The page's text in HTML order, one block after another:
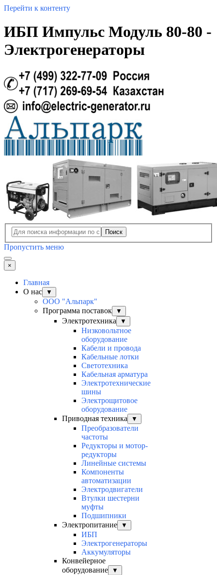
Перейти к контенту
ИБП Импульс Модуль 80-80 -
Электрогенераторы
Поиск
Пропустить меню
×
Главная
О нас
▼
ООО "Альпарк"
Программа поставок
▼
Электротехника ▼
Низковольтное
оборудование
Кабели и провода
Кабельные лотки
Светотехника
Кабельная арматура
Электротехнические
шины
Электрощитовое
оборудование
Приводная техника
▼
Преобразователи
частоты
Редукторы и мотор-
редукторы
Линейные системы
Компоненты
автоматизации
Электродвигатели
Втулки шестерни
муфты
Подшипники
Электропитание
▼
ИБП
Электрогенераторы
Аккумуляторы
Конвейерное
оборудование
▼